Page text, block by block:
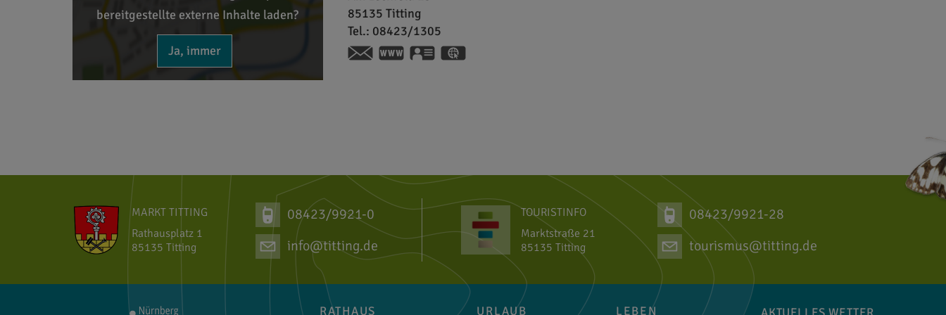
bereitgestellte externe Inhalte laden?
Ja, immer
85135 Titting
Tel.: 08423/1305
www.kaeferclub-titting.de
vCard
MARKT TITTING
Rathausplatz 1
85135 Titting
08423/9921-0
info@titting.de
TOURISTINFO
Marktstraße 21
85135 Titting
08423/9921-28
tourismus@titting.de
RATHAUS URLAUB LEBEN